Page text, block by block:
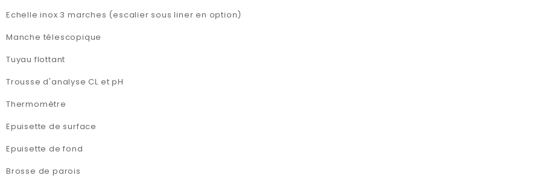
Echelle inox 3 marches (escalier sous liner en option)
Manche télescopique
Tuyau flottant
Trousse d'analyse CL et pH
Thermomètre
Epuisette de surface
Epuisette de fond
Brosse de parois